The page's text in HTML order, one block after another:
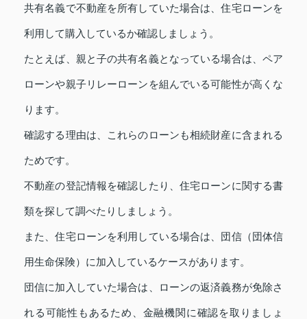
共有名義で不動産を所有していた場合は、住宅ローンを
利用して購入しているか確認しましょう。
たとえば、親と子の共有名義となっている場合は、ペア
ローンや親子リレーローンを組んでいる可能性が高くな
ります。
確認する理由は、これらのローンも相続財産に含まれる
ためです。
不動産の登記情報を確認したり、住宅ローンに関する書
類を探して調べたりしましょう。
また、住宅ローンを利用している場合は、団信（団体信
用生命保険）に加入しているケースがあります。
団信に加入していた場合は、ローンの返済義務が免除さ
れる可能性もあるため、金融機関に確認を取りましょ